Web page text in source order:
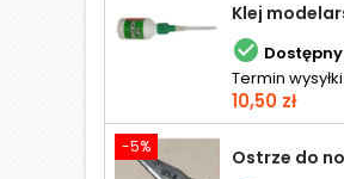
 Dostępny
Termin wysyłki
Cena
10,50 zł
-5%